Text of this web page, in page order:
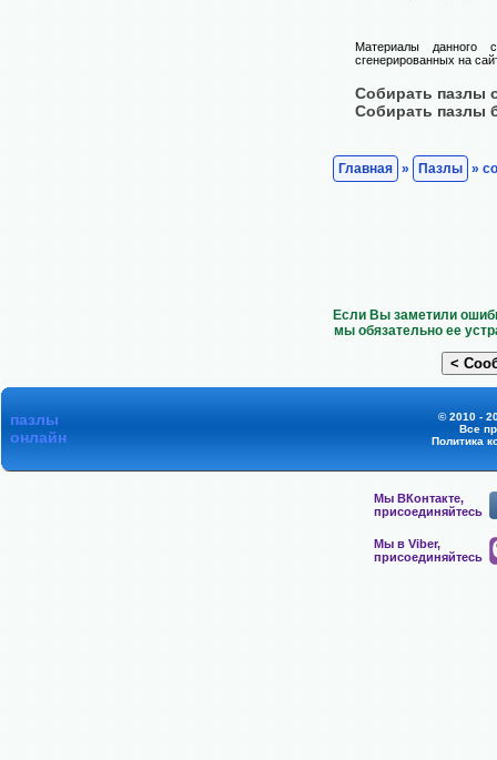
Материалы данного
сгенерированных на
Собирать пазлы
Собирать пазлы
Главная » Пазлы »
Если Вы заметили
мы обязательно ее
пазлы
онлайн
© 2010 -
Все
Политика
Мы ВКонтакте,
присоединяйтесь
Мы в Viber,
присоединяйтесь